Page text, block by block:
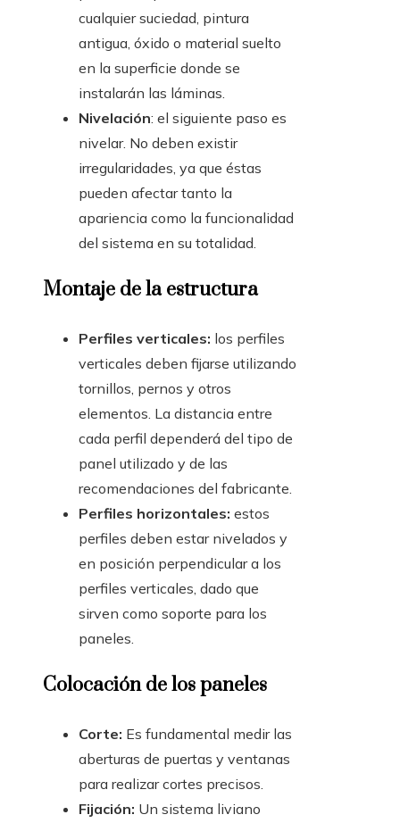
cualquier suciedad, pintura
antigua, óxido o material suelto
en la superficie donde se
instalarán las láminas.
Nivelación: el siguiente paso es
nivelar. No deben existir
irregularidades, ya que éstas
pueden afectar tanto la
apariencia como la funcionalidad
del sistema en su totalidad.
Montaje de la estructura
Perfiles verticales: los perfiles
verticales deben fijarse utilizando
tornillos, pernos y otros
elementos. La distancia entre
cada perfil dependerá del tipo de
panel utilizado y de las
recomendaciones del fabricante.
Perfiles horizontales: estos
perfiles deben estar nivelados y
en posición perpendicular a los
perfiles verticales, dado que
sirven como soporte para los
paneles.
Colocación de los paneles
Corte: Es fundamental medir las
aberturas de puertas y ventanas
para realizar cortes precisos.
Fijación: Un sistema liviano